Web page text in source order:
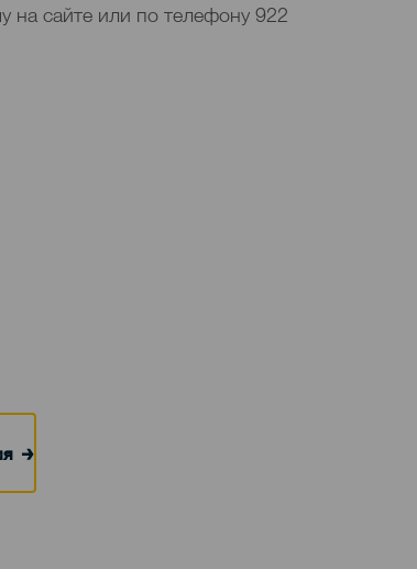
на сайте или по телефону 922